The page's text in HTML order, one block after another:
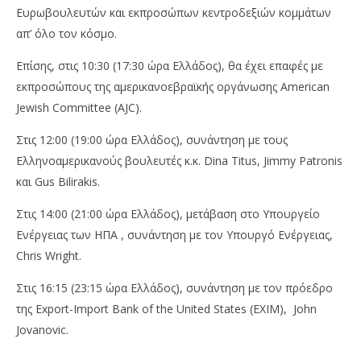
Ευρωβουλευτών και εκπροσώπων κεντροδεξιών κομμάτων
απ’ όλο τον κόσμο.
Επίσης, στις 10:30 (17:30 ώρα Ελλάδος), θα έχει επαφές με
εκπροσώπους της αμερικανοεβραϊκής οργάνωσης American
Jewish Committee (AJC).
Στις 12:00 (19:00 ώρα Ελλάδος), συνάντηση με τους
Ελληνοαμερικανούς βουλευτές κ.κ. Dina Titus, Jimmy Patronis
και Gus Bilirakis.
Στις 14:00 (21:00 ώρα Ελλάδος), μετάβαση στο Υπουργείο
Ενέργειας των ΗΠΑ , συνάντηση με τον Υπουργό Ενέργειας,
Chris Wright.
Στις 16:15 (23:15 ώρα Ελλάδος), συνάντηση με τον πρόεδρο
της Export-Import Bank of the United States (EXIM), John
Jovanovic.